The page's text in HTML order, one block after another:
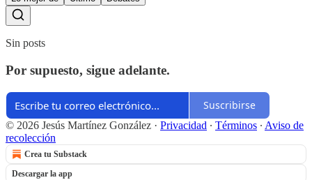
Sin posts
Por supuesto, sigue adelante.
Suscribirse
© 2026 Jesús Martínez González · Privacidad ∙ Términos ∙ Aviso de
recolección
Crea tu Substack
Descargar la app